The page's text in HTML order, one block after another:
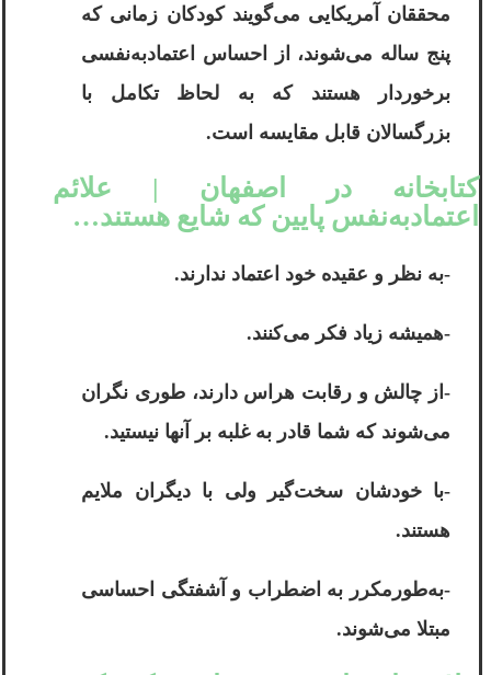
محققان آمریکایی می‌گویند کودکان زمانی که
پنج ساله می‌شوند، از احساس اعتمادبه‌نفسی
برخوردار هستند که به لحاظ تکامل با
بزرگسالان قابل مقایسه است.
کتابخانه در اصفهان | علائم
اعتمادبه‌نفس پایین که شایع هستند…
-به نظر و عقیده خود اعتماد ندارند.
-همیشه زیاد فکر می‌کنند.
-از چالش و رقابت هراس دارند، طوری نگران
می‌شوند که شما قادر به غلبه بر آنها نیستید.
-با خودشان سخت‌گیر ولی با دیگران ملایم
هستند.
-به‌طورمکرر به اضطراب و آشفتگی احساسی
مبتلا می‌شوند.